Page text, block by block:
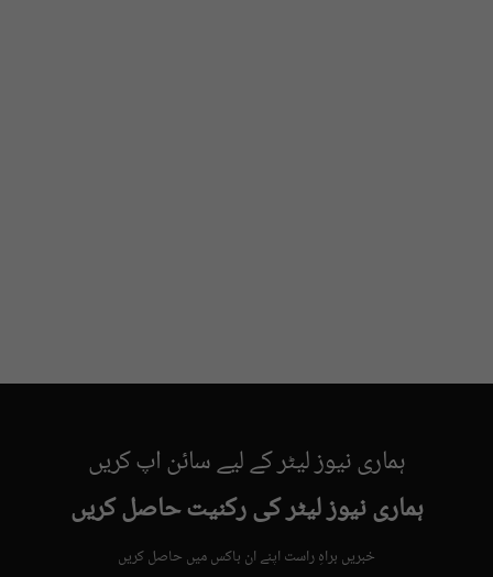
ہماری نیوز لیٹر کے لیے سائن اپ کریں
ہماری نیوز لیٹر کی رکنیت حاصل کریں
خبریں براہِ راست اپنے ان باکس میں حاصل کریں